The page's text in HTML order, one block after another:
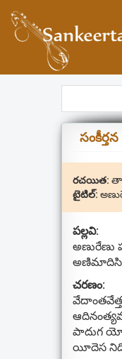
సంకీర్తన
రచయిత:
టైటిల్:
పల్లవి:
అణురేణు
చరణం:
పాదుగ
యీదెస